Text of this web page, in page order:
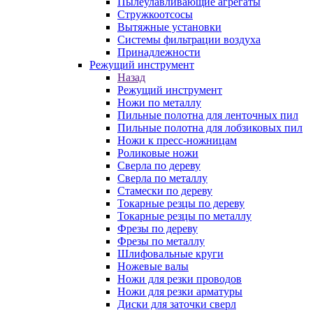
Стружкоотсосы
Вытяжные установки
Системы фильтрации воздуха
Принадлежности
Режущий инструмент
Назад
Режущий инструмент
Ножи по металлу
Пильные полотна для ленточных пил
Пильные полотна для лобзиковых пил
Ножи к пресс-ножницам
Роликовые ножи
Сверла по дереву
Сверла по металлу
Стамески по дереву
Токарные резцы по дереву
Токарные резцы по металлу
Фрезы по дереву
Фрезы по металлу
Шлифовальные круги
Ножевые валы
Ножи для резки проводов
Ножи для резки арматуры
Диски для заточки сверл